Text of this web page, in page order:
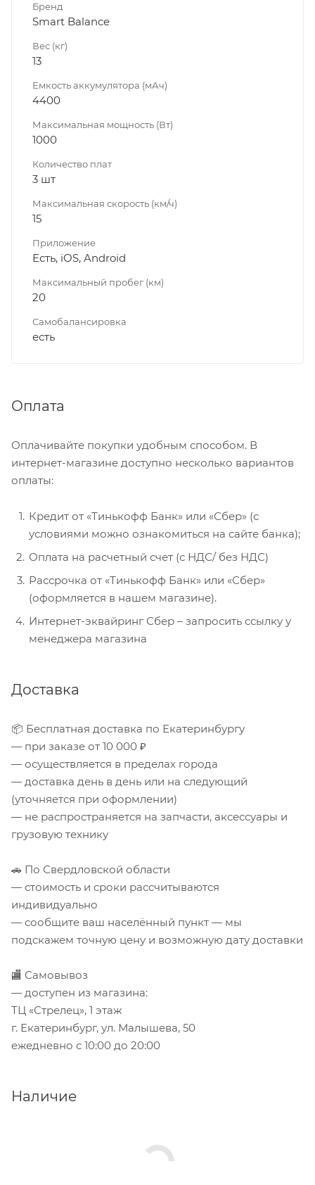
Бренд
Smart Balance
Вес (кг)
13
Емкость аккумулятора (мАч)
4400
Максимальная мощность (Вт)
1000
Количество плат
3 шт
Максимальная скорость (км/ч)
15
Приложение
Есть, iOS, Android
Максимальный пробег (км)
20
Самобалансировка
есть
Оплата
Оплачивайте покупки удобным способом. В
интернет-магазине доступно несколько вариантов
оплаты:
Кредит от «Тинькофф Банк» или «Сбер» (с
условиями можно ознакомиться на сайте банка);
Оплата на расчетный счет (с НДС/ без НДС)
Рассрочка от «Тинькофф Банк» или «Сбер»
(оформляется в нашем магазине).
Интернет-эквайринг Сбер – запросить ссылку у
менеджера магазина
Доставка
📦 Бесплатная доставка по Екатеринбургу
— при заказе от 10 000 ₽
— осуществляется в пределах города
— доставка день в день или на следующий
(уточняется при оформлении)
— не распространяется на запчасти, аксессуары и
грузовую технику
🚗 По Свердловской области
— стоимость и сроки рассчитываются
индивидуально
— сообщите ваш населённый пункт — мы
подскажем точную цену и возможную дату доставки
🏬 Самовывоз
— доступен из магазина:
ТЦ «Стрелец», 1 этаж
г. Екатеринбург, ул. Малышева, 50
ежедневно с 10:00 до 20:00
Наличие